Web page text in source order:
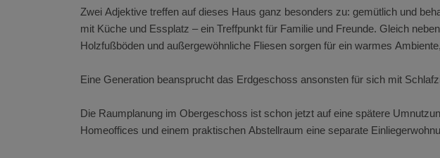
Zwei Adjektive treffen auf dieses Haus ganz besonders zu: gemütlich und
mit Küche und Essplatz – ein Treffpunkt für Familie und Freunde. Gleich
Holzfußböden und außergewöhnliche Fliesen sorgen für ein warmes
Eine Generation beansprucht das Erdgeschoss ansonsten für sich mit
Die Raumplanung im Obergeschoss ist schon jetzt auf eine spätere
Homeoffices und einem praktischen Abstellraum eine separate